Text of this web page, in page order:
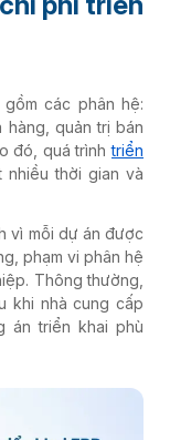
các phân hệ:
hàng, quản trị bán
đó, quá trìnhtriển
nhiều thời gian và
vì mỗi dự án được
phạm vi phân hệ
Thông thường,
khi nhà cung cấp
án triển khai phù